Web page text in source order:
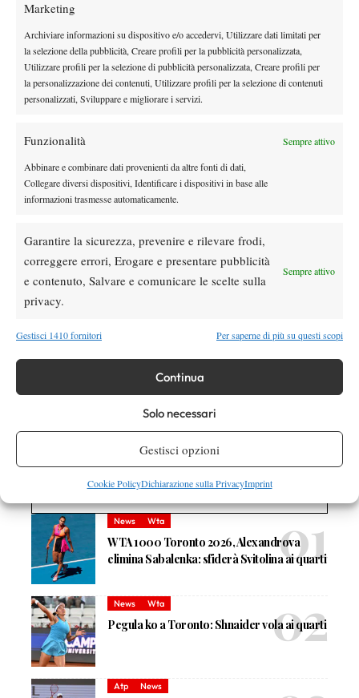
Marketing
Archiviare informazioni su dispositivo e/o accedervi, Utilizzare dati limitati per
la selezione della pubblicità, Creare profili per la pubblicità personalizzata,
Utilizzare profili per la selezione di pubblicità personalizzata, Creare profili per
la personalizzazione dei contenuti, Utilizzare profili per la selezione di contenuti
personalizzati, Sviluppare e migliorare i servizi.
Funzionalità Sempre attivo
Abbinare e combinare dati provenienti da altre fonti di dati,
Collegare diversi dispositivi, Identificare i dispositivi in base alle
informazioni trasmesse automaticamente.
Garantire la sicurezza, prevenire e rilevare frodi,
correggere errori, Erogare e presentare pubblicità
e contenuto, Salvare e comunicare le scelte sulla
privacy.
Sempre attivo
Gestisci 1410 fornitori Per saperne di più su questi scopi
Continua
Solo necessari
Gestisci opzioni
Cookie PolicyDichiarazione sulla PrivacyImprint
della russaDaria Frayman
del torneo), che in finale ha battuto la canadese
Arseneault6-1 6-0. Le italiane: quarti di finale per Melania
Delai, Giulia Tedesco e Matilde Paoletti. Semifinale per la
maltese Helene Pellicano, che si allena a Sanremo alla Bob Brett
Academy.
TAGGED:Crema Daria Frayman Itf Padova Junior
Lorenzo Musetti Mattia Bernardi Melania Delai
Riccardo Balzerani Samuele Pieri Tennis Europe
Tennis Giovanile
Nessun commento
Devi essereconnessoper inviare un commento.
News Wta
WTA 1000 Toronto 2026, Alexandrova
elimina Sabalenka: sfiderà Svitolina ai quarti
News Wta
Pegula ko a Toronto: Shnaider vola ai quarti
Atp News